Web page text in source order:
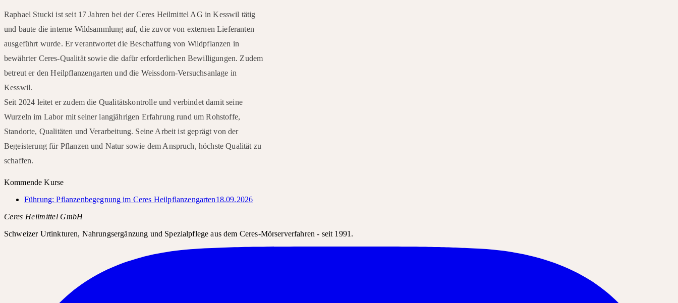
Raphael Stucki ist seit 17 Jahren bei der Ceres Heilmittel AG in Kesswil tätig
und baute die interne Wildsammlung auf, die zuvor von externen Lieferanten
ausgeführt wurde. Er verantwortet die Beschaffung von Wildpflanzen in
bewährter Ceres-Qualität sowie die dafür erforderlichen Bewilligungen. Zudem
betreut er den Heilpflanzengarten und die Weissdorn-Versuchsanlage in
Kesswil.
Seit 2024 leitet er zudem die Qualitätskontrolle und verbindet damit seine
Wurzeln im Labor mit seiner langjährigen Erfahrung rund um Rohstoffe,
Standorte, Qualitäten und Verarbeitung. Seine Arbeit ist geprägt von der
Begeisterung für Pflanzen und Natur sowie dem Anspruch, höchste Qualität zu
schaffen.
Kommende Kurse
Führung: Pflanzenbegegnung im Ceres Heilpflanzengarten18.09.2026
Ceres Heilmittel GmbH
Schweizer Urtinkturen, Nahrungsergänzung und Spezialpflege aus dem Ceres-Mörserverfahren - seit 1991.